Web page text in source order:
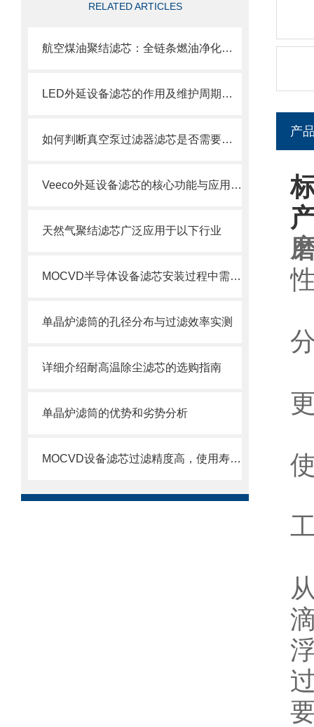
RELATED ARTICLES
航空煤油聚结滤芯：全链条燃油净化的关键配套
LED外延设备滤芯的作用及维护周期科普
如何判断真空泵过滤器滤芯是否需要更换？
Veeco外延设备滤芯的核心功能与应用场景
天然气聚结滤芯广泛应用于以下行业
MOCVD半导体设备滤芯安装过程中需要注意的几个关键步骤
单晶炉滤筒的孔径分布与过滤效率实测
详细介绍耐高温除尘滤芯的选购指南
单晶炉滤筒的优势和劣势分析
MOCVD设备滤芯过滤精度高，使用寿命长
产